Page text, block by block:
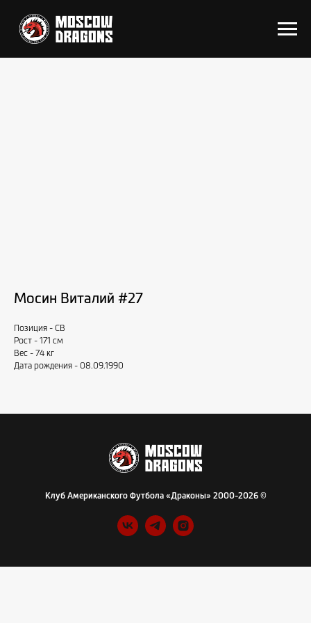
Мосин Виталий #27
Позиция - CB
Рост - 171 см
Вес - 74 кг
Дата рождения - 08.09.1990
Клуб Американского Футбола «Драконы» 2000-2026 ©